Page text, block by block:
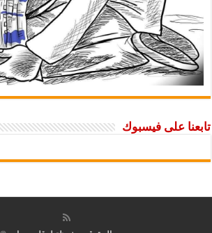
تابعنا على فيسبوك